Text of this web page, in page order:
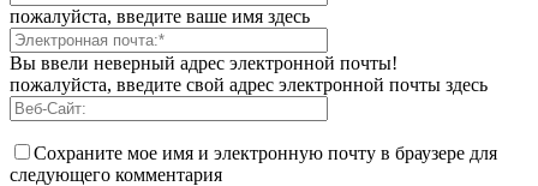
пожалуйста, введите ваше имя здесь
Вы ввели неверный адрес электронной почты!
пожалуйста, введите свой адрес электронной почты здесь
Сохраните мое имя и электронную почту в браузере для
следующего комментария